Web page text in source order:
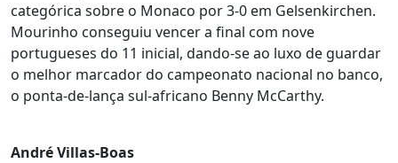
categórica sobre o Monaco por 3-0 em Gelsenkirchen.
Mourinho conseguiu vencer a final com nove
portugueses do 11 inicial, dando-se ao luxo de guardar
o melhor marcador do campeonato nacional no banco,
o ponta-de-lança sul-africano Benny McCarthy.
André Villas-Boas